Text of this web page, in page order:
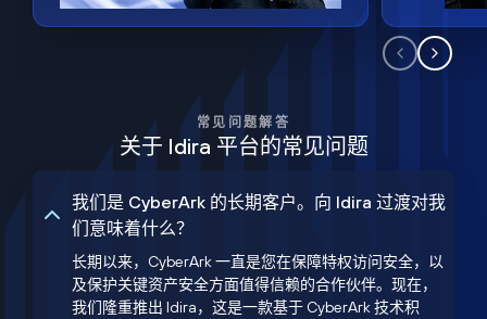
常见问题解答
关于 Idira 平台的常见问题
我们是 CyberArk 的长期客户。向 Idira 过渡对我
们意味着什么？
长期以来，CyberArk 一直是您在保障特权访问安全，以
及保护关键资产安全方面值得信赖的合作伙伴。现在，
我们隆重推出 Idira，这是一款基于 CyberArk 技术积